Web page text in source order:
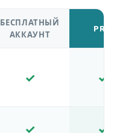
БЕСПЛАТНЫЙ
АККАУНТ
PRO
✓ ✓
✓ ✓